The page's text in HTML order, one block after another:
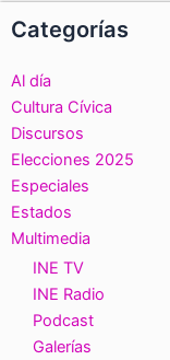
Categorías
Al día
Cultura Cívica
Discursos
Elecciones 2025
Especiales
Estados
Multimedia
INE TV
INE Radio
Podcast
Galerías